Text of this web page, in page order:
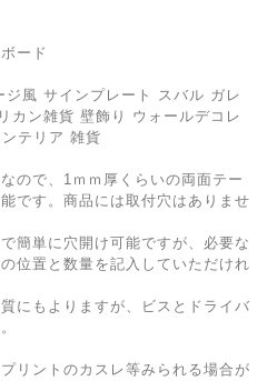
ード
風 サインプレート スバル ガレ
カン雑貨 壁飾り ウォールデコレ
テリア 雑貨
ので、1ｍｍ厚くらいの両面テー
です。商品には取付穴はありませ
簡単に穴開け可能ですが、必要な
位置と数量を記入していただけれ
にもよりますが、ビスとドライバ
リントのカスレ等みられる場合が